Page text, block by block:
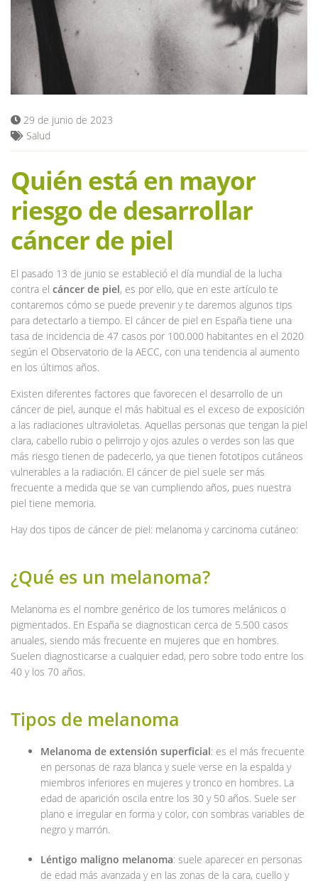
Blog
29 de junio de 2023
Salud
Quién está en mayor
riesgo de desarrollar
cáncer de piel
El pasado 13 de junio se estableció el día mundial de la lucha
contra el cáncer de piel, es por ello, que en este artículo te
contaremos cómo se puede prevenir y te daremos algunos tips
para detectarlo a tiempo. El cáncer de piel en España tiene una
tasa de incidencia de 47 casos por 100.000 habitantes en el 2020
según el Observatorio de la AECC, con una tendencia al aumento
en los últimos años.
Existen diferentes factores que favorecen el desarrollo de un
cáncer de piel, aunque el más habitual es el exceso de exposición
a las radiaciones ultravioletas. Aquellas personas que tengan la piel
clara, cabello rubio o pelirrojo y ojos azules o verdes son las que
más riesgo tienen de padecerlo, ya que tienen fototipos cutáneos
vulnerables a la radiación. El cáncer de piel suele ser más
frecuente a medida que se van cumpliendo años, pues nuestra
piel tiene memoria.
Hay dos tipos de cáncer de piel: melanoma y carcinoma cutáneo:
¿Qué es un melanoma?
Melanoma es el nombre genérico de los tumores melánicos o
pigmentados. En España se diagnostican cerca de 5.500 casos
anuales, siendo más frecuente en mujeres que en hombres.
Suelen diagnosticarse a cualquier edad, pero sobre todo entre los
40 y los 70 años.
Tipos de melanoma
Melanoma de extensión superficial: es el más frecuente
en personas de raza blanca y suele verse en la espalda y
miembros inferiores en mujeres y tronco en hombres. La
edad de aparición oscila entre los 30 y 50 años. Suele ser
plano e irregular en forma y color, con sombras variables de
negro y marrón.
Léntigo maligno melanoma: suele aparecer en personas
de edad más avanzada y en las zonas de la cara, cuello y